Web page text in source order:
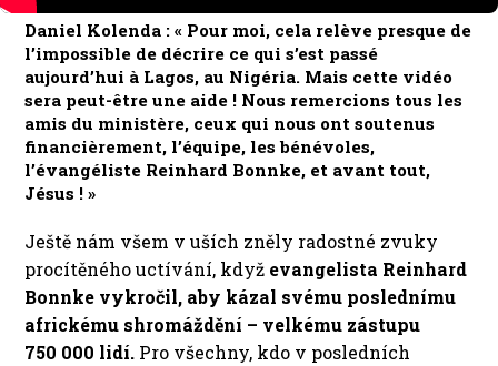
Daniel Kolenda : « Pour moi, cela relève presque de
l’impossible de décrire ce qui s’est passé
aujourd’hui à Lagos, au Nigéria. Mais cette vidéo
sera peut-être une aide ! Nous remercions tous les
amis du ministère, ceux qui nous ont soutenus
financièrement, l’équipe, les bénévoles,
l’évangéliste Reinhard Bonnke, et avant tout,
Jésus ! »
Ještě nám všem v uších zněly radostné zvuky
procítěného uctívání, když evangelista Reinhard
Bonnke vykročil, aby kázal svému poslednímu
africkému shromáždění – velkému zástupu
750 000 lidí. Pro všechny, kdo v posledních